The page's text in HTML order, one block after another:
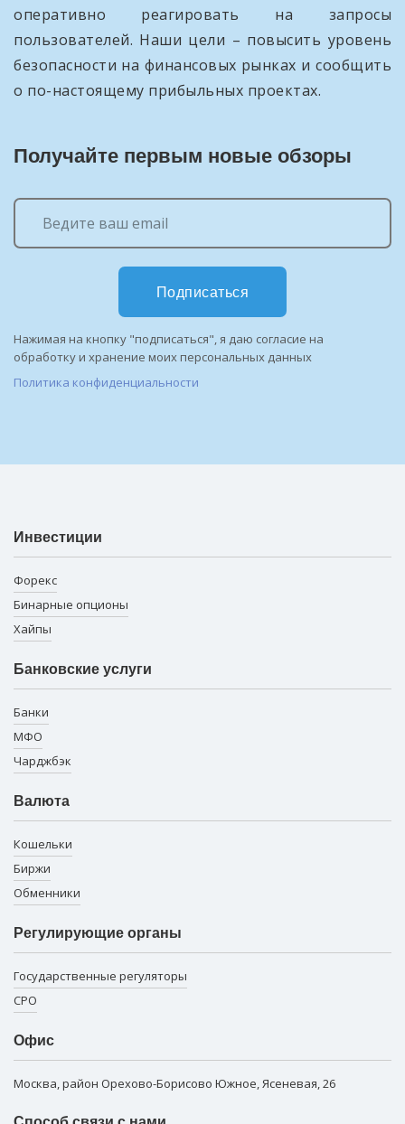
оперативно реагировать на запросы
пользователей. Наши цели – повысить уровень
безопасности на финансовых рынках и сообщить
о по-настоящему прибыльных проектах.
Получайте первым новые обзоры
Подписаться
Нажимая на кнопку "подписаться", я даю согласие на
обработку и хранение моих персональных данных
Политика конфиденциальности
Инвестиции
Форекс
Бинарные опционы
Хайпы
Банковские услуги
Банки
МФО
Чарджбэк
Валюта
Кошельки
Биржи
Обменники
Регулирующие органы
Государственные регуляторы
СРО
Офис
Москва, район Орехово-Борисово Южное, Ясеневая, 26